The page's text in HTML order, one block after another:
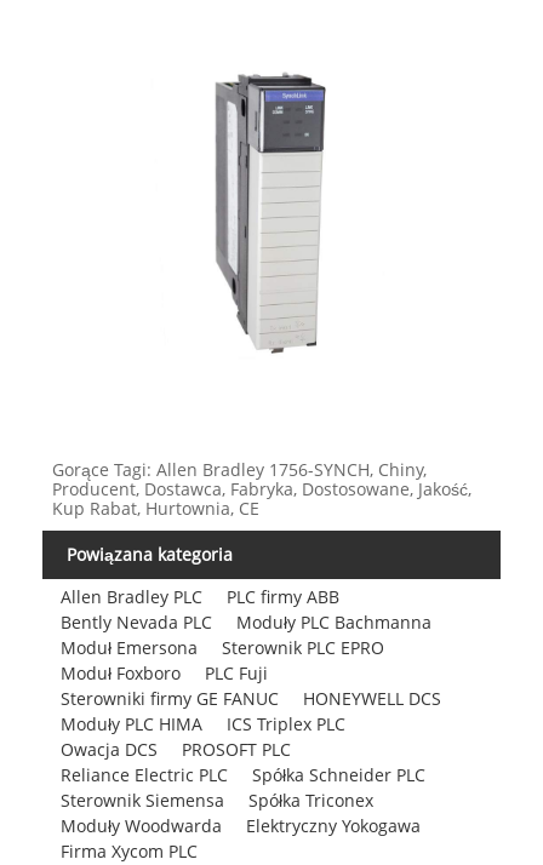
Gorące Tagi: Allen Bradley 1756-SYNCH, Chiny,
Producent, Dostawca, Fabryka, Dostosowane, Jakość,
Kup Rabat, Hurtownia, CE
Powiązana kategoria
Allen Bradley PLC
PLC firmy ABB
Bently Nevada PLC
Moduły PLC Bachmanna
Moduł Emersona
Sterownik PLC EPRO
Moduł Foxboro
PLC Fuji
Sterowniki firmy GE FANUC
HONEYWELL DCS
Moduły PLC HIMA
ICS Triplex PLC
Owacja DCS
PROSOFT PLC
Reliance Electric PLC
Spółka Schneider PLC
Sterownik Siemensa
Spółka Triconex
Moduły Woodwarda
Elektryczny Yokogawa
Firma Xycom PLC